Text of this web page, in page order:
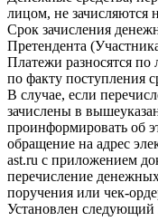
лицом, не зачисляются
Срок зачисления
Претендента
Платежи разносятся
по факту поступления
В случае, если
зачислены в
проинформировать об
обращение на адрес
ast.ru с приложением
перечисление
поручения или чек-
Установлен